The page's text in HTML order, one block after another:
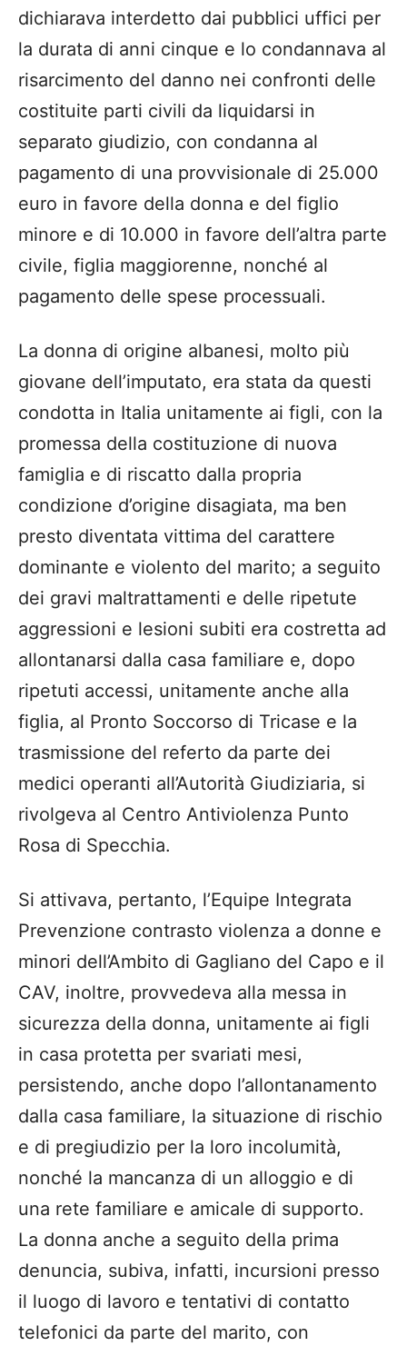
dichiarava interdetto dai pubblici uffici per
la durata di anni cinque e lo condannava al
risarcimento del danno nei confronti delle
costituite parti civili da liquidarsi in
separato giudizio, con condanna al
pagamento di una provvisionale di 25.000
euro in favore della donna e del figlio
minore e di 10.000 in favore dell’altra parte
civile, figlia maggiorenne, nonché al
pagamento delle spese processuali.
La donna di origine albanesi, molto più
giovane dell’imputato, era stata da questi
condotta in Italia unitamente ai figli, con la
promessa della costituzione di nuova
famiglia e di riscatto dalla propria
condizione d’origine disagiata, ma ben
presto diventata vittima del carattere
dominante e violento del marito; a seguito
dei gravi maltrattamenti e delle ripetute
aggressioni e lesioni subiti era costretta ad
allontanarsi dalla casa familiare e, dopo
ripetuti accessi, unitamente anche alla
figlia, al Pronto Soccorso di Tricase e la
trasmissione del referto da parte dei
medici operanti all’Autorità Giudiziaria, si
rivolgeva al Centro Antiviolenza Punto
Rosa di Specchia.
Si attivava, pertanto, l’Equipe Integrata
Prevenzione contrasto violenza a donne e
minori dell’Ambito di Gagliano del Capo e il
CAV, inoltre, provvedeva alla messa in
sicurezza della donna, unitamente ai figli
in casa protetta per svariati mesi,
persistendo, anche dopo l’allontanamento
dalla casa familiare, la situazione di rischio
e di pregiudizio per la loro incolumità,
nonché la mancanza di un alloggio e di
una rete familiare e amicale di supporto.
La donna anche a seguito della prima
denuncia, subiva, infatti, incursioni presso
il luogo di lavoro e tentativi di contatto
telefonici da parte del marito, con